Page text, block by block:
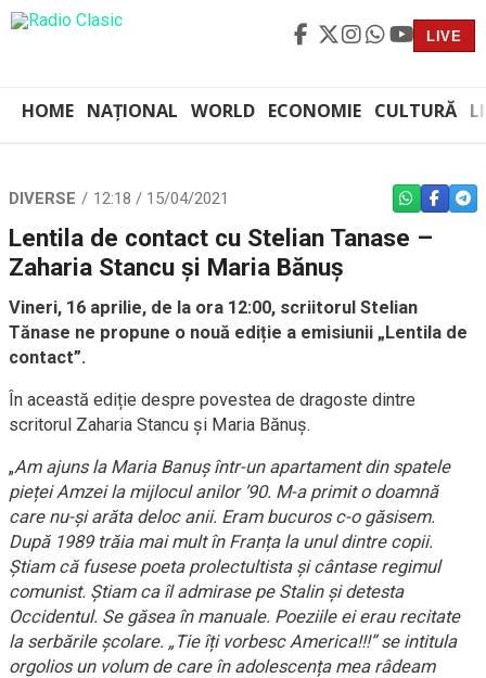
LIVE
HOME NAȚIONAL WORLD ECONOMIE CULTURĂ
DIVERSE 12:18 / 15/04/2021 WHATSAPP
Lentila de contact cu Stelian Tanase –
Zaharia Stancu și Maria Bănuș
Vineri, 16 aprilie, de la ora 12:00, scriitorul Stelian
Tănase ne propune o nouă ediție a emisiunii „Lentila de
contact”.
În această ediție despre povestea de dragoste dintre
scritorul Zaharia Stancu și Maria Bănuș.
„Am ajuns la Maria Banuș într-un apartament din spatele
pieței Amzei la mijlocul anilor ’90. M-a primit o doamnă
care nu-și arăta deloc anii. Eram bucuros c-o găsisem.
După 1989 trăia mai mult în Franța la unul dintre copii.
Știam că fusese poeta prolectultista și cântase regimul
comunist. Știam ca îl admirase pe Stalin și detesta
Occidentul. Se găsea în manuale. Poeziile ei erau recitate
la serbările școlare. „Tie îți vorbesc America!!!” se intitula
orgolios un volum de care în adolescența mea râdeam